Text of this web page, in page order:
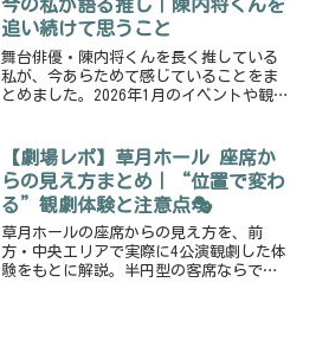
今の私が語る推し｜陳内将くんを
追い続けて思うこと
舞台俳優・陳内将くんを長く推している
私が、今あらためて感じていることをま
とめました。2026年1月のイベントや観劇
【劇場レポ】草月ホール 座席か
らの見え方まとめ｜“位置で変わ
る”観劇体験と注意点🎭
草月ホールの座席からの見え方を、前
方・中央エリアで実際に4公演観劇した体
験をもとに解説。半円型の客席ならでは